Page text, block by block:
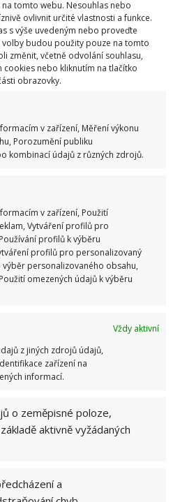
tomto webu. Nesouhlas nebo
ovlivnit určité vlastnosti a funkce.
s výše uvedeným nebo proveďte
budou použity pouze na tomto
změnit, včetně odvolání souhlasu,
nebo kliknutím na tlačítko
obrazovky.
v zařízení, Měření výkonu
Porozumění publiku
kombinací údajů z různých zdrojů.
v zařízení, Použití
Vytváření profilů pro
profilů k výběru
profilů pro personalizovaný
personalizovaného obsahu,
omezených údajů k výběru
Vždy aktivní
z jiných zdrojů údajů,
zařízení na
informací.
o zeměpisné poloze,
aktivně vyžádaných
a
ležet ve vyšší vrstvě než 60
uskladňovat brambory
ke skladování a poskytnete
5–8 měsíců.